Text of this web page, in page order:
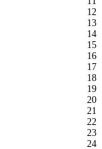
12
13
14
15
16
17
18
19
20
21
22
23
24